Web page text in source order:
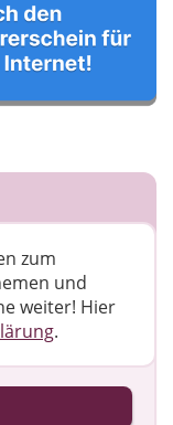
zum
und
weiter! ​Hier
.